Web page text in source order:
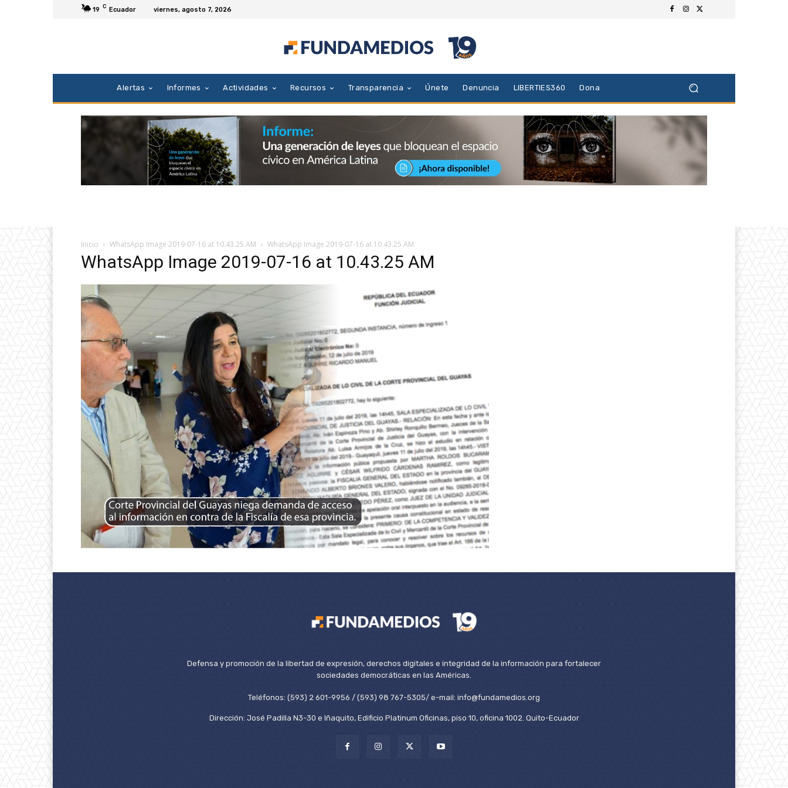
19 C Ecuador viernes, agosto 7, 2026
Alertas Informes Actividades Recursos Transparencia Únete Denuncia LIBERTIES360 Dona
Inicio WhatsApp Image 2019-07-16 at 10.43.25 AM WhatsApp Image 2019-07-16 at 10.43.25 AM
WhatsApp Image 2019-07-16 at 10.43.25 AM
Defensa y promoción de la libertad de expresión, derechos digitales e integridad de la información para fortalecer
sociedades democráticas en las Américas.
Teléfonos: (593) 2 601-9956 / (593) 98 767-5305/ e-mail: info@fundamedios.org
Dirección: José Padilla N3-30 e Iñaquito, Edificio Platinum Oficinas, piso 10, oficina 1002. Quito-Ecuador